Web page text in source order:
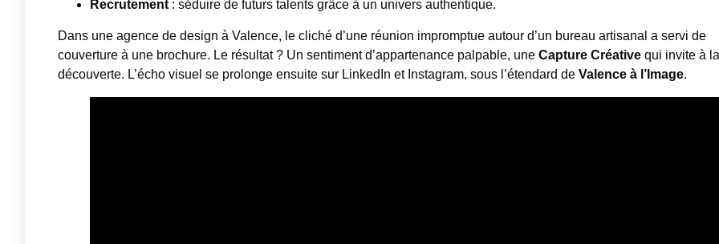
Recrutement : séduire de futurs talents grâce à un univers authentique.
Dans une agence de design à Valence, le cliché d’une réunion impromptue autour d’un bureau artisanal a servi de
couverture à une brochure. Le résultat ? Un sentiment d’appartenance palpable, une Capture Créative qui invite à la
découverte. L’écho visuel se prolonge ensuite sur LinkedIn et Instagram, sous l’étendard de Valence à l’Image.